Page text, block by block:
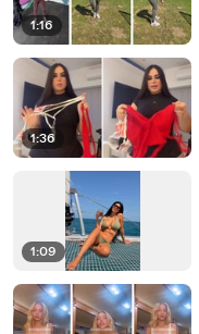
1:16
1:36
1:09